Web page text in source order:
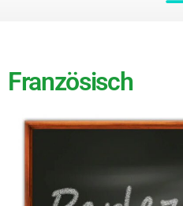
Französisch